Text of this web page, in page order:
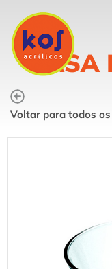
CASA
Voltar para todos